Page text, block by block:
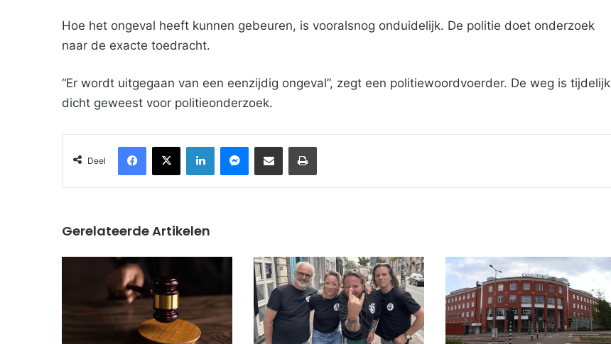
Hoe het ongeval heeft kunnen gebeuren, is vooralsnog onduidelijk. De politie doet onderzoek
naar de exacte toedracht.
“Er wordt uitgegaan van een eenzijdig ongeval”, zegt een politiewoordvoerder. De weg is tijdelijk
dicht geweest voor politieonderzoek.
Deel
Facebook
X LinkedInMessenger
Deel via Email Print
Gerelateerde Artikelen